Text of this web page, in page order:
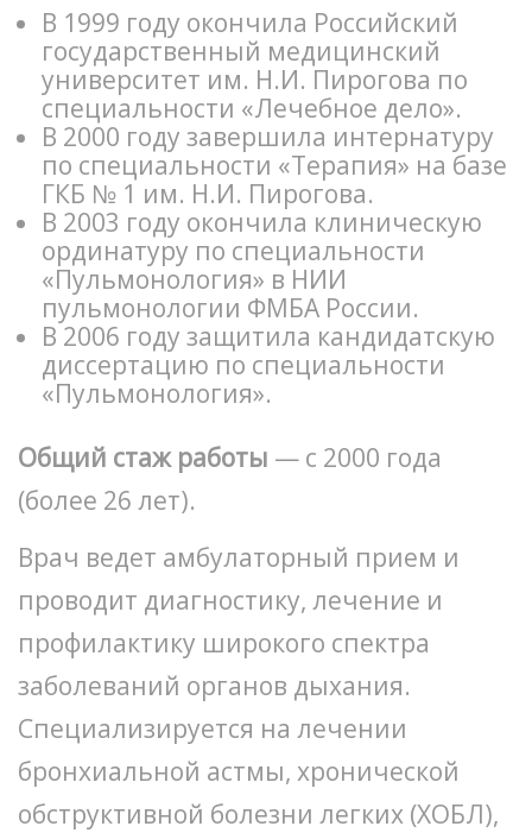
В 1999 году окончила Российский
государственный медицинский
университет им. Н.И. Пирогова по
специальности «Лечебное дело».
В 2000 году завершила интернатуру
по специальности «Терапия» на базе
ГКБ № 1 им. Н.И. Пирогова.
В 2003 году окончила клиническую
ординатуру по специальности
«Пульмонология» в НИИ
пульмонологии ФМБА России.
В 2006 году защитила кандидатскую
диссертацию по специальности
«Пульмонология».
Общий стаж работы — с 2000 года
(более 26 лет).
Врач ведет амбулаторный прием и
проводит диагностику, лечение и
профилактику широкого спектра
заболеваний органов дыхания.
Специализируется на лечении
бронхиальной астмы, хронической
обструктивной болезни легких (ХОБЛ),